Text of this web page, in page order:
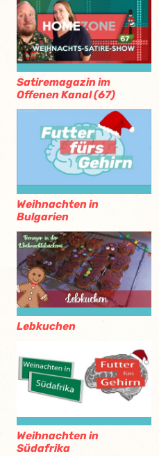
Satiremagazin im
Offenen Kanal (67)
Weihnachten in
Bulgarien
Lebkuchen
Weihnachten in
Südafrika